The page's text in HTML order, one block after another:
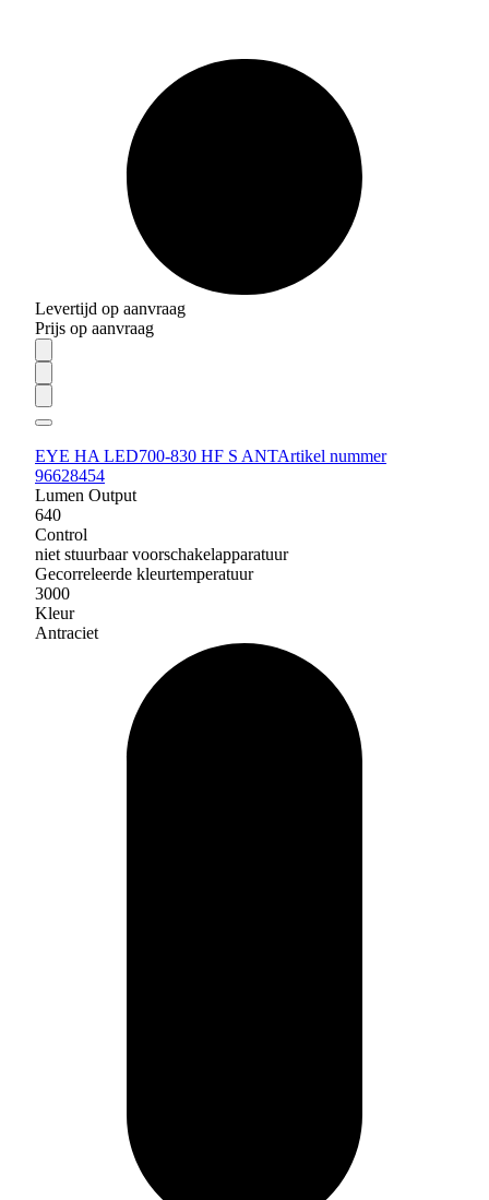
Levertijd op aanvraag
Prijs op aanvraag
EYE HA LED700-830 HF S ANTArtikel nummer
96628454
Lumen Output
640
Control
niet stuurbaar voorschakelapparatuur
Gecorreleerde kleurtemperatuur
3000
Kleur
Antraciet